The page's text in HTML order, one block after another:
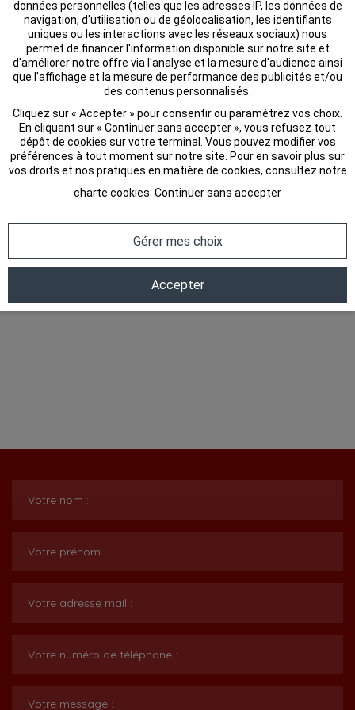
définition que Laurent Edouard fait de la tarologie : « c’est l’art
d’imaginer juste ».
Votre nom :
Votre prénom :
Votre adresse mail :
Votre numéro de téléphone :
Votre message :
données personnelles (telles que les adresses IP, les données de
navigation, d'utilisation ou de géolocalisation, les identifiants
uniques ou les interactions avec les réseaux sociaux) nous
permet de financer l'information disponible sur notre site et
d'améliorer notre offre via l'analyse et la mesure d'audience ainsi
que l'affichage et la mesure de performance des publicités et/ou
des contenus personnalisés.
Cliquez sur « Accepter » pour consentir ou paramétrez vos choix.
En cliquant sur « Continuer sans accepter », vous refusez tout
dépôt de cookies sur votre terminal. Vous pouvez modifier vos
préférences à tout moment sur notre site. Pour en savoir plus sur
vos droits et nos pratiques en matière de cookies, consultez notre
charte cookies Continuer sans accepter
Gérer mes choix
Accepter